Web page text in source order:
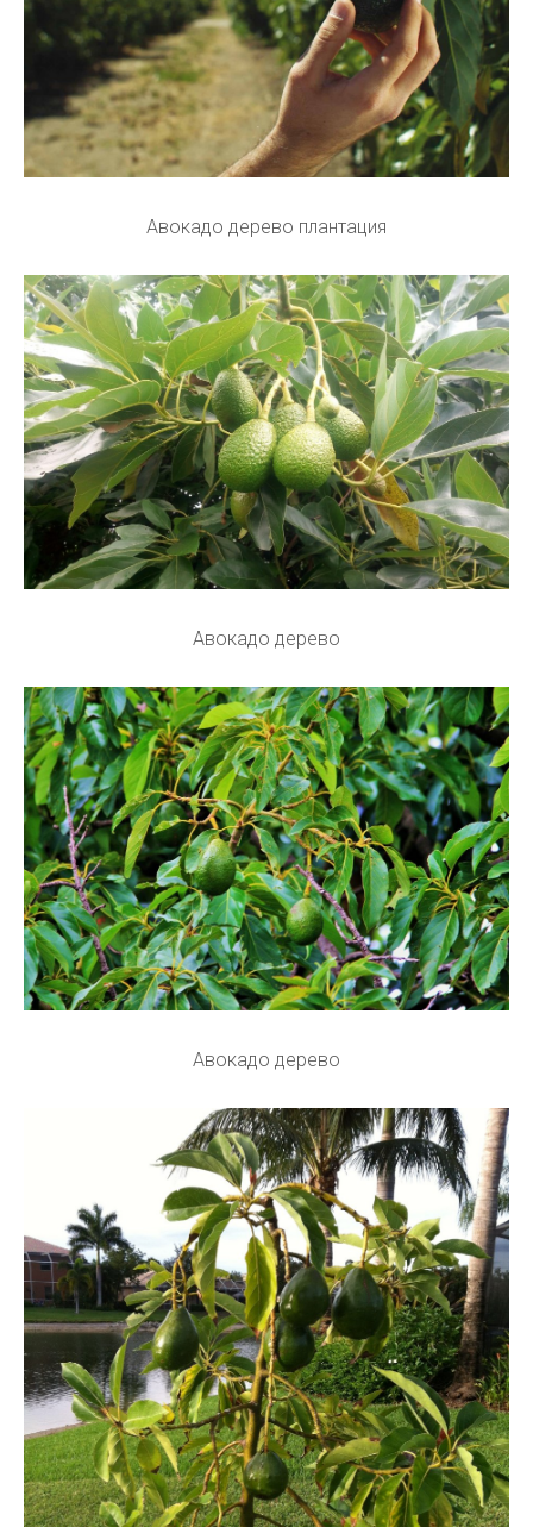
Авокадо дерево плантация
Авокадо дерево
Авокадо дерево